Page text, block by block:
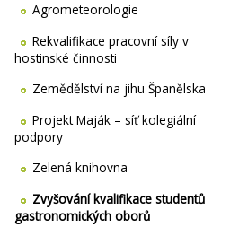
Agrometeorologie
Rekvalifikace pracovní síly v
hostinské činnosti
Zemědělství na jihu Španělska
Projekt Maják – síť kolegiální
podpory
Zelená knihovna
Zvyšování kvalifikace studentů
gastronomických oborů